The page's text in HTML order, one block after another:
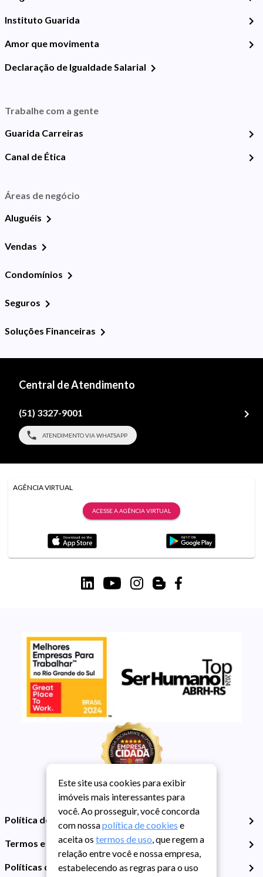
Instituto Guarida
Amor que movimenta
Declaração de Igualdade Salarial
Trabalhe com a gente
Guarida Carreiras
Canal de Ética
Áreas de negócio
Aluguéis
Vendas
Condomínios
Seguros
Soluções Financeiras
Central de Atendimento
(51) 3327-9001
ATENDIMENTO VIA WHATSAPP
AGÊNCIA VIRTUAL
ACESSE A AGÊNCIA VIRTUAL
Política de Privacidade
Termos e Condições de Uso
Políticas de Cookies
Este site usa cookies para exibir
imóveis mais interessantes para
você. Ao prosseguir, você concorda
com nossapolítica de cookies e
aceita os termos de uso, que regem a
relação entre você e nossa empresa,
estabelecendo as regras para o uso